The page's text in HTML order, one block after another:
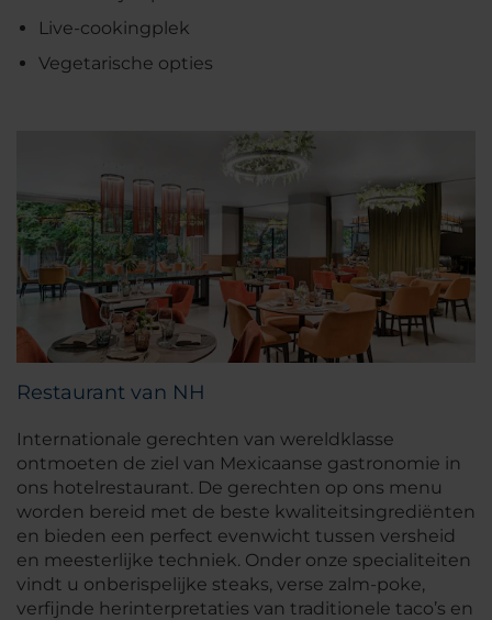
Live-cookingplek
Vegetarische opties
Restaurant van NH
Internationale gerechten van wereldklasse
ontmoeten de ziel van Mexicaanse gastronomie in
ons hotelrestaurant. De gerechten op ons menu
worden bereid met de beste kwaliteitsingrediënten
en bieden een perfect evenwicht tussen versheid
en meesterlijke techniek. Onder onze specialiteiten
vindt u onberispelijke steaks, verse zalm-poke,
verfijnde herinterpretaties van traditionele taco’s en